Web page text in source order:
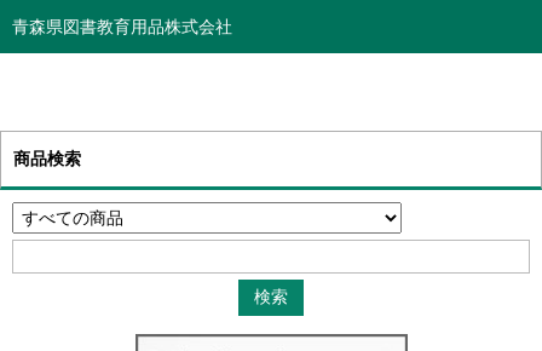
青森県図書教育用品株式会社
商品検索